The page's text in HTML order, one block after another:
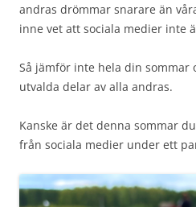
andras drömmar snarare än
inne vet att sociala medier inte
Så jämför inte hela din sommar
utvalda delar av alla andras.
Kanske är det denna sommar
från sociala medier under ett